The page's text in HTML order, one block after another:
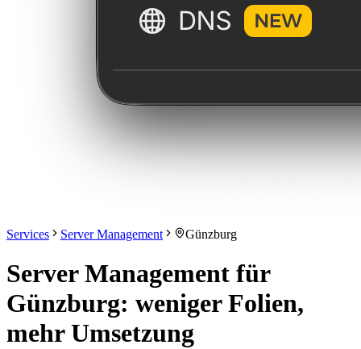
Services Server Management Günzburg
Server Management für
Günzburg: weniger Folien,
mehr Umsetzung